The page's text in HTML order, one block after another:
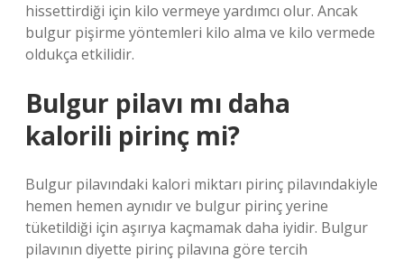
hissettirdiği için kilo vermeye yardımcı olur. Ancak
bulgur pişirme yöntemleri kilo alma ve kilo vermede
oldukça etkilidir.
Bulgur pilavı mı daha
kalorili pirinç mi?
Bulgur pilavındaki kalori miktarı pirinç pilavındakiyle
hemen hemen aynıdır ve bulgur pirinç yerine
tüketildiği için aşırıya kaçmamak daha iyidir. Bulgur
pilavının diyette pirinç pilavına göre tercih